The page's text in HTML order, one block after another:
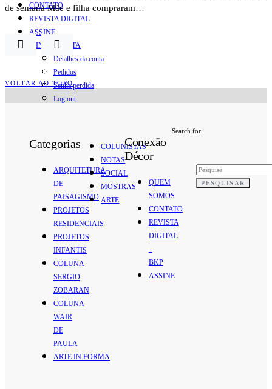
CONTATO
REVISTA DIGITAL
ASSINE
MINHA CONTA
Detalhes da conta
Pedidos
Senha perdida
Log out
de semana Mãe e filha compraram…
VOLTAR AO TOPO
Categorias
ARQUITETURA
DE
PAISAGISMO
PROJETOS
RESIDENCIAIS
PROJETOS
INFANTIS
COLUNA
SERGIO
ZOBARAN
COLUNA
WAIR
DE
PAULA
ARTE.IN.FORMA
COLUNISTAS
NOTAS
SOCIAL
MOSTRAS
ARTE
Conexão
Décor
QUEM
SOMOS
CONTATO
REVISTA
DIGITAL
–
BKP
ASSINE
Search for:
PESQUISAR